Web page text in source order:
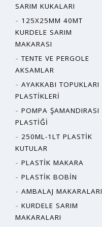
SARIM KUKALARI
125X25MM 40MT
KURDELE SARIM
MAKARASI
TENTE VE PERGOLE
AKSAMLAR
AYAKKABI TOPUKLARI
PLASTIKLERI
POMPA ŞAMANDIRASI
PLASTIĞI
250ML-1LT PLASTIK
KUTULAR
PLASTIK MAKARA
PLASTIK BOBIN
AMBALAJ MAKARALARI
KURDELE SARIM
MAKARALARI